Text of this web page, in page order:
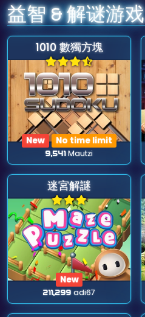
益智 & 解谜游戏
1010 數獨方塊
New No time limit
9,541Mautzi
迷宮解謎
New
211,299adi67